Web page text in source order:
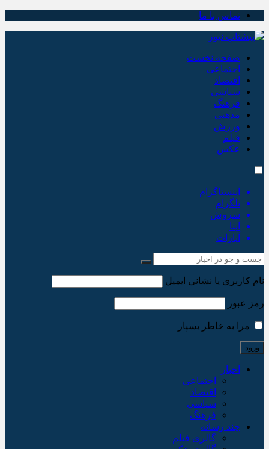
تماس با ما
صفحه نخست
اجتماعی
اقتصاد
سیاسی
فرهنگ
مذهبی
ورزش
فیلم
عکس
اینستاگرام
تلگرام
سروش
ایتا
آپارات
نام کاربری یا نشانی ایمیل
رمز عبور
مرا به خاطر بسپار
اخبار
اجتماعی
اقتصاد
سیاسی
فرهنگ
چند رسانه
گالری فیلم